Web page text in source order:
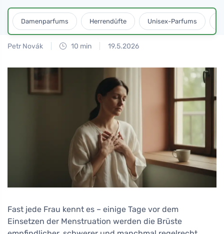
Damenparfums Herrendüfte Unisex-Parfums
Petr Novák 10 min 19.5.2026
Fast jede Frau kennt es – einige Tage vor dem
Einsetzen der Menstruation werden die Brüste